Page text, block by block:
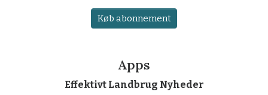
Køb abonnement
Apps
Effektivt Landbrug Nyheder